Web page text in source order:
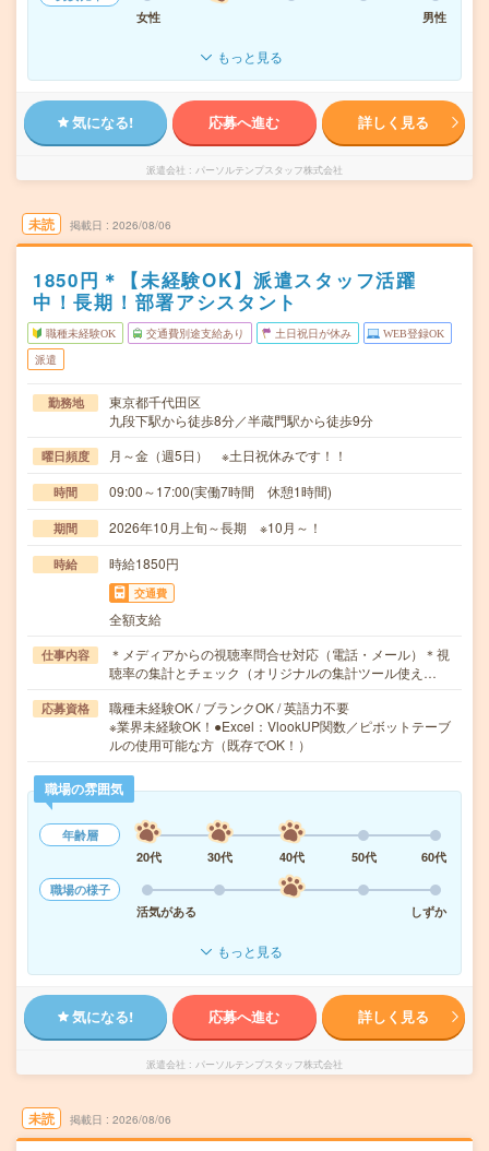
女性
男性
もっと見る
気になる! 応募へ進む 詳しく見る
派遣会社 パーソルテンプスタッフ株式会社
未読 掲載日 2026/08/06
1850円＊【未経験OK】派遣スタッフ活躍
中！長期！部署アシスタント
職種未経験OK 交通費別途支給あり 土日祝日が休み WEB登録OK
派遣
勤務地
東京都千代田区
九段下駅から徒歩8分／半蔵門駅から徒歩9分
曜日頻度 月～金（週5日） ※土日祝休みです！！
時間 09:00～17:00(実働7時間 休憩1時間)
期間 2026年10月上旬～長期 ※10月～！
時給 時給1850円
交通費
全額支給
仕事内容
＊メディアからの視聴率問合せ対応（電話・メール）＊視
聴率の集計とチェック（オリジナルの集計ツール使え…
応募資格
職種未経験OK / ブランクOK / 英語力不要
※業界未経験OK！●Excel：VlookUP関数／ピボットテーブ
ルの使用可能な方（既存でOK！）
職場の雰囲気
年齢層
20代
30代 40代 50代
60代
職場の様子
活気がある
しずか
もっと見る
気になる! 応募へ進む 詳しく見る
派遣会社 パーソルテンプスタッフ株式会社
未読 掲載日 2026/08/06